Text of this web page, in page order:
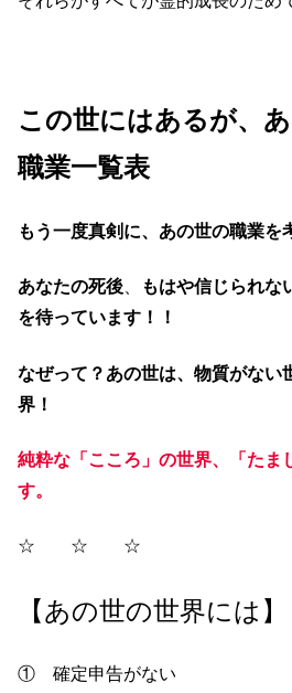
この世にはあるが、
職業一覧表
もう一度真剣に、あの世の職業を
あなたの死後
もはや信じられな
を待っています！！
なぜって？あの世は、物質がない
界！
純粋な「こころ」の世界、「たま
す。
☆ ☆ ☆
【あの世の世界には】
① 確定申告がない